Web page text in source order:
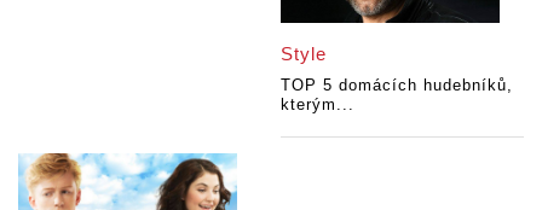
Style
TOP 5 domácích hudebníků,
kterým...